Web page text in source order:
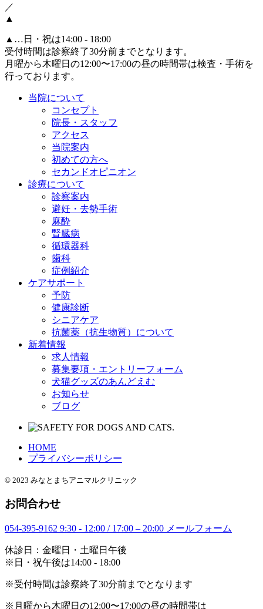
／
▲
▲ …日・祝は14:00 - 18:00
受付時間は診察終了30分前までとなります。
月曜から木曜日の12:00〜17:00の昼の時間帯は検査・手術を
行っております。
当院について
コンセプト
院長・スタッフ
アクセス
当院案内
初めての方へ
セカンドオピニオン
診療について
診察案内
避妊・去勢手術
麻酔
腎臓病
循環器科
歯科
症例紹介
ケアサポート
予防
健康診断
シニアケア
抗菌薬（抗生物質）について
新着情報
求人情報
募集要項・エントリーフォーム
犬猫グッズのあんどえむ
お知らせ
ブログ
HOME
プライバシーポリシー
© 2023 みなとまちアニマルクリニック
お問合わせ
054-395-9162 9:30 - 12:00 / 17:00 – 20:00 メールフォーム
休診日：金曜日・土曜日午後
※日・祝午後は14:00 - 18:00
※受付時間は診察終了30分前までとなります
※月曜から木曜日の12:00〜17:00の昼の時間帯は